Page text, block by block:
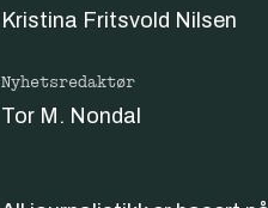
Kristina Fritsvold Nilsen
Nyhetsredaktør
Tor M. Nondal